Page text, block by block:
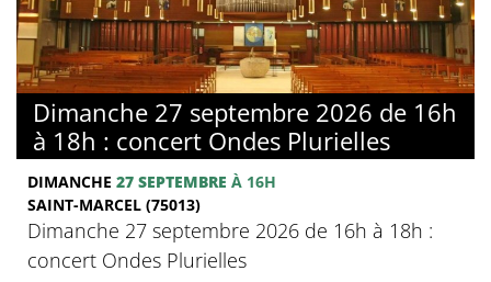
Dimanche 27 septembre 2026 de 16h
à 18h : concert Ondes Plurielles
DIMANCHE 27 SEPTEMBRE À 16H
SAINT-MARCEL (75013)
Dimanche 27 septembre 2026 de 16h à 18h :
concert Ondes Plurielles